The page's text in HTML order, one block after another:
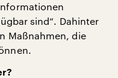
sind“. Dahinter
Maßnahmen, die